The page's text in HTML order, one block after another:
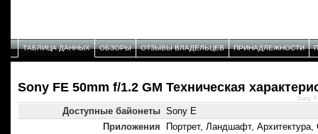
ТАБЛИЦА ДАННЫХ ОБЗОРЫ ОТЗЫВЫ ВЛАДЕЛЬЦЕВ ПРИНАДЛЕЖНОСТИ
Sony FE 50mm f/1.2 GM Техническая
Доступные байонеты Sony E
Приложения
Портрет, Ландшафт,
Sony